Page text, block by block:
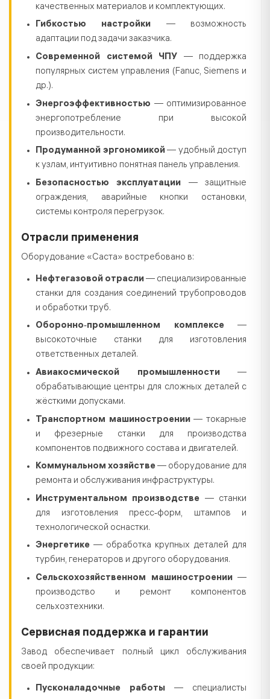
качественных материалов и комплектующих.
Гибкостью настройки — возможность
адаптации под задачи заказчика.
Современной системой ЧПУ — поддержка
популярных систем управления (Fanuc, Siemens и
др.).
Энергоэффективностью — оптимизированное
энергопотребление при высокой
производительности.
Продуманной эргономикой— удобный доступ
к узлам, интуитивно понятная панель управления.
Безопасностью эксплуатации — защитные
ограждения, аварийные кнопки остановки,
системы контроля перегрузок.
Отрасли применения
Оборудование «Саста» востребовано в:
Нефтегазовой отрасли— специализированные
станки для создания соединений трубопроводов
и обработки труб.
Оборонно‑промышленном комплексе—
высокоточные станки для изготовления
ответственных деталей.
Авиакосмической промышленности—
обрабатывающие центры для сложных деталей с
жёсткими допусками.
Транспортном машиностроении— токарные
и фрезерные станки для производства
компонентов подвижного состава и двигателей.
Коммунальном хозяйстве— оборудование для
ремонта и обслуживания инфраструктуры.
Инструментальном производстве — станки
для изготовления пресс‑форм, штампов и
технологической оснастки.
Энергетике — обработка крупных деталей для
турбин, генераторов и другого оборудования.
Сельскохозяйственном машиностроении—
производство и ремонт компонентов
сельхозтехники.
Сервисная поддержка и гарантии
Завод обеспечивает полный цикл обслуживания
своей продукции:
Пусконаладочные работы — специалисты